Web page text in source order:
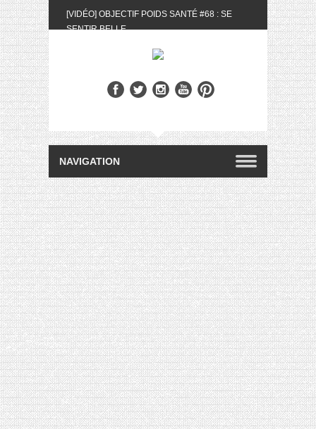
[VIDÉO] OBJECTIF POIDS SANTÉ #68 : SE
SENTIR BELLE
BIOTYFULL BOX DU MOIS DE MAI 2024 FEAT.
[VIDÉO] QUITOQUE #10 : MEAL PREP &
CONVIVIALITÉ
[VIDÉO] UNBOXING : LES MY LITTLE &
BIOTYFULL BOX DU MOIS D’AVRIL 2024
FEAT. AKILA
[VIDÉO] OBJECTIF POIDS SANTÉ #67 : L’AVIS
DES AUTRES, CE N’EST QUE LA VIE DES
AUTRES
[VIDÉO] UNBOXING : LES MY LITTLE &
BIOTYFULL BOX DES MOIS DE FÉVRIER ET
MARS 2024 FEAT. AKILA
[VIDÉO] LA SÉLECTION DU MOIS
#JANVIER2024
[VIDÉO] HELLOFRESH #34 : IDÉES
RECETTES RISOTTO